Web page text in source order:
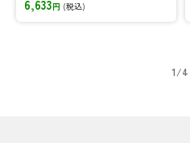
足先まで温活を♪
6,633円 (税込)
1/4